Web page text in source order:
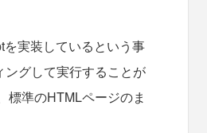
実装しているという事
グして実行することが
標準のHTMLページのま